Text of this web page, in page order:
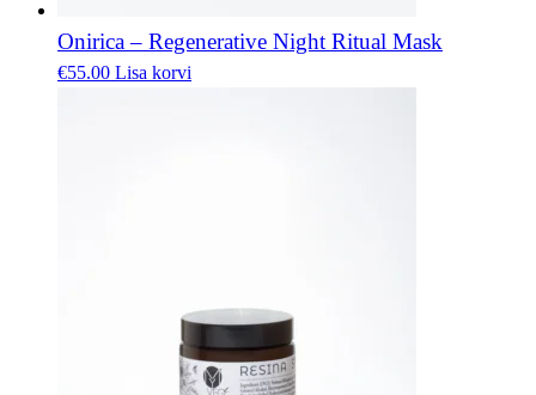
Onirica – Regenerative Night Ritual Mask
€55.00 Lisa korvi